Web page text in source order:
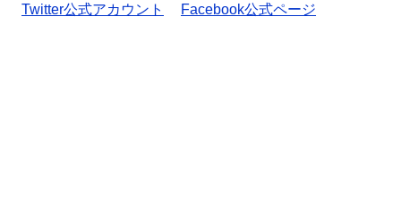
Twitter公式アカウント
Facebook公式ページ